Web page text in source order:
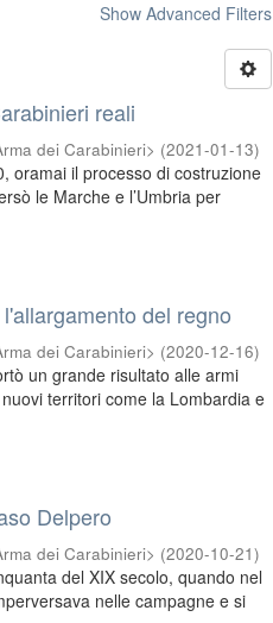
Show Advanced Filters
reali
dei Carabinieri> (2021-01-13)
oramai il processo di costruzione
le Marche e l’Umbria per
del regno
dei Carabinieri> (2020-12-16)
un grande risultato alle armi
territori come la Lombardia e
Delpero
dei Carabinieri> (2020-10-21)
del XIX secolo, quando nel
nelle campagne e si